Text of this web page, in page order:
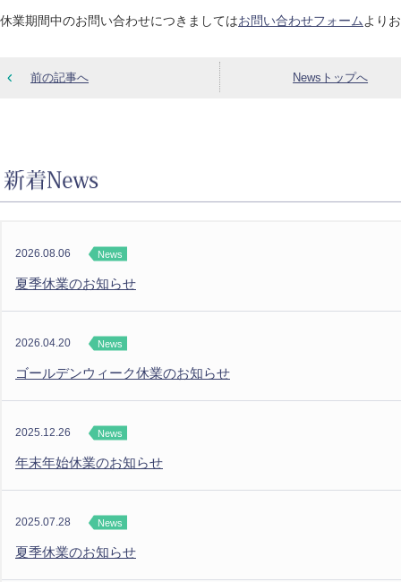
休業期間中のお問い合わせにつきましてはお問い合わせフォーム より
前の記事へ Newsトップへ
2026.08.06 News
夏季休業のお知らせ
2026.04.20 News
ゴールデンウィーク休業のお知らせ
2025.12.26 News
年末年始休業のお知らせ
2025.07.28 News
夏季休業のお知らせ